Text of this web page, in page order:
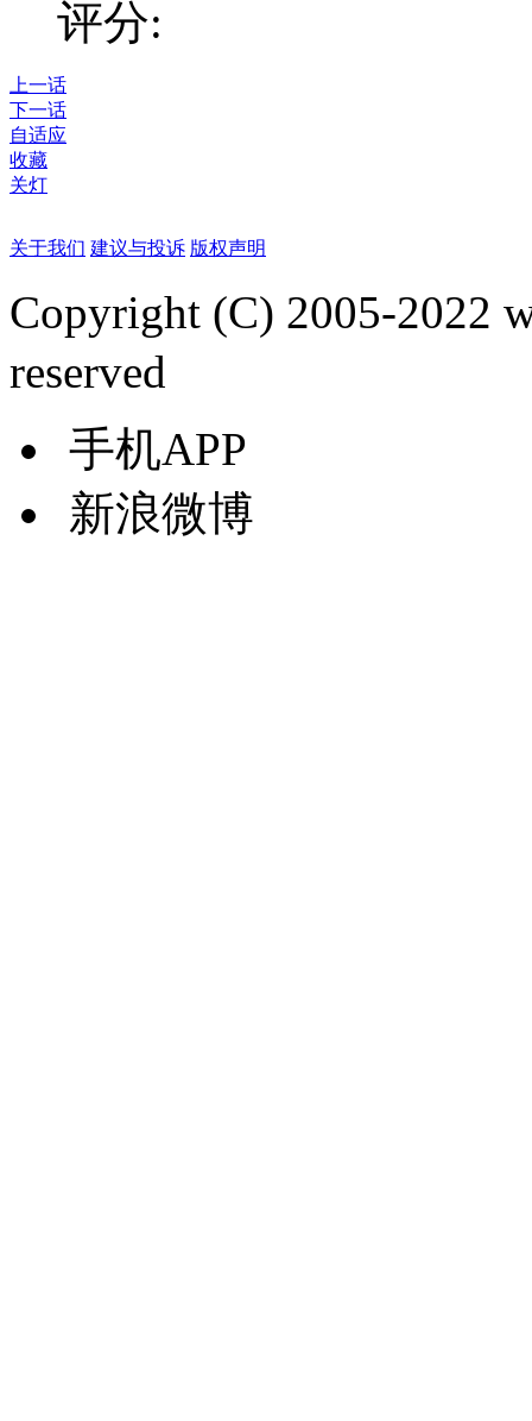
评分:
上一话
下一话
自适应
收藏
关灯
关于我们 建议与投诉 版权声明
Copyright (C) 2005-2022
reserved
手机APP
新浪微博